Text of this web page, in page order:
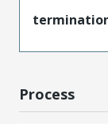
Process